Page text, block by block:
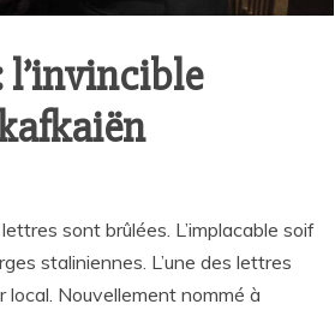
l’invincible
sont brûlées. L’implacable soif
staliniennes. L’une des lettres
Nouvellement nommé à